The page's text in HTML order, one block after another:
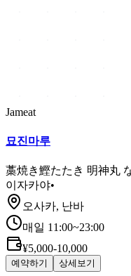
Jameat
묘진마루
藁焼き鰹たたき 明神丸
이자카야•
오사카, 난바
매일 11:00~23:00
¥5,000-10,000
예약하기 상세보기